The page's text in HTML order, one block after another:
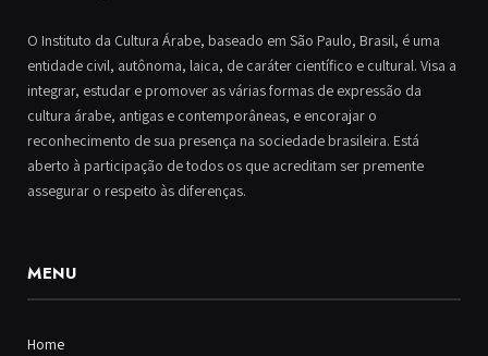
O Instituto da Cultura Árabe, baseado em São Paulo, Brasil, é uma
entidade civil, autônoma, laica, de caráter científico e cultural. Visa a
integrar, estudar e promover as várias formas de expressão da
cultura árabe, antigas e contemporâneas, e encorajar o
reconhecimento de sua presença na sociedade brasileira. Está
aberto à participação de todos os que acreditam ser premente
assegurar o respeito às diferenças.
MENU
Home